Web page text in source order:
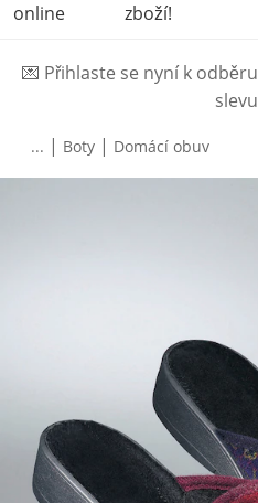
online
zboží!
💌 Přihlaste se nyní k odběru
slevu
... | Boty | Domácí obuv